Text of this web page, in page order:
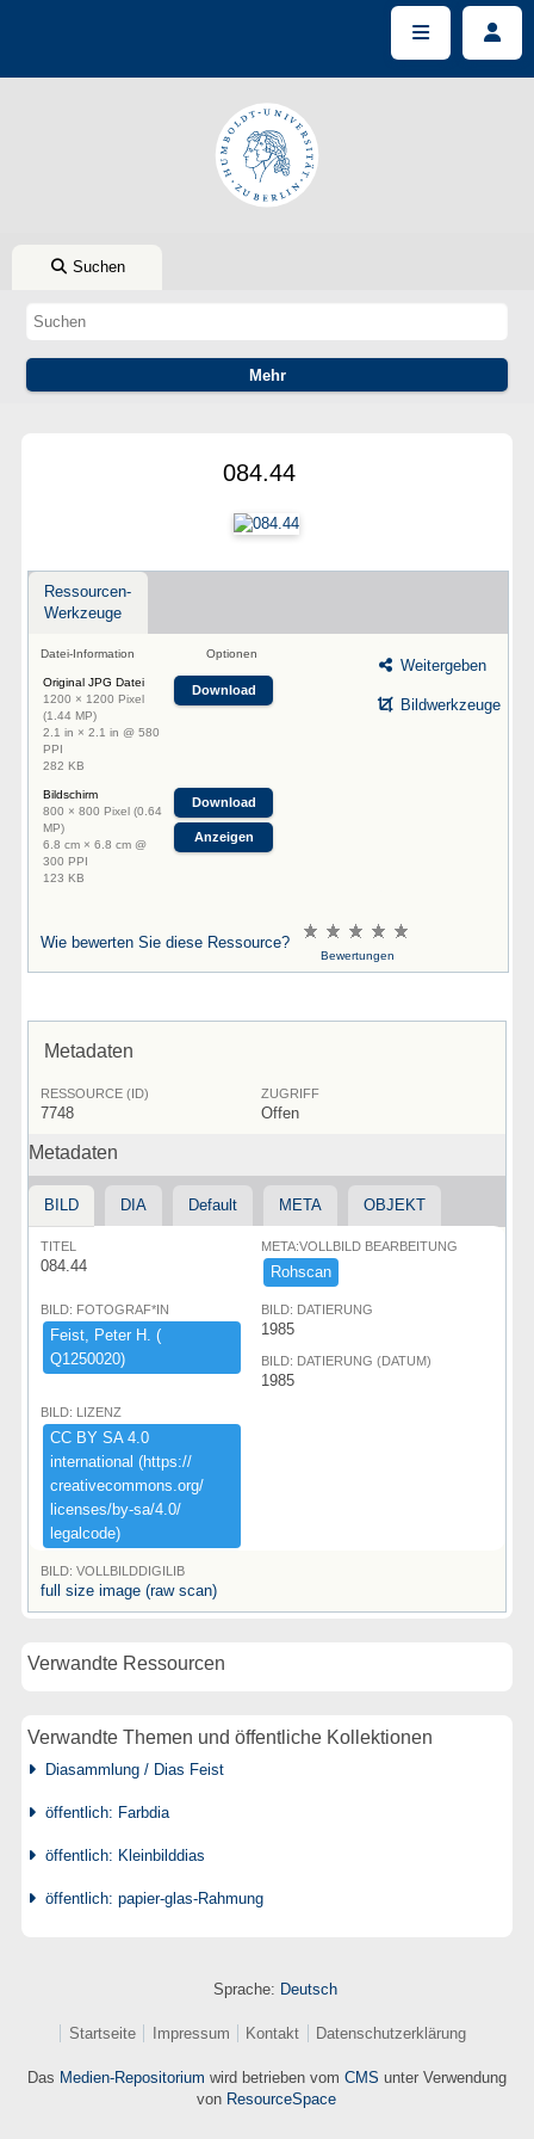
Suchen
084.44
Ressourcen-
Werkzeuge
Datei-Information Optionen
Original JPG Datei
1200 × 1200 Pixel
(1.44 MP)
2.1 in × 2.1 in @ 580
PPI
282 KB
Download
Bildschirm
800 × 800 Pixel (0.64
MP)
6.8 cm × 6.8 cm @
300 PPI
123 KB
Download
Anzeigen
Weitergeben
Bildwerkzeuge
Wie bewerten Sie diese Ressource?
Bewertungen
Metadaten
RESSOURCE (ID)
7748
ZUGRIFF
Offen
Metadaten
BILD DIA Default META OBJEKT
TITEL
084.44
META:VOLLBILD BEARBEITUNG
Rohscan
BILD: FOTOGRAF*IN
Feist,​ ​Peter ​H.​ ​(​
Q1250020)​
BILD: DATIERUNG
1985
BILD: DATIERUNG (DATUM)
1985
BILD: LIZENZ
CC ​BY ​SA ​4.​0 ​
international ​(​https:​/​/​
creativecommons.​org/​
licenses/​by-​sa/​4.​0/​
legalcode)​
BILD: VOLLBILDDIGILIB
full size image (raw scan)
Verwandte Ressourcen
Verwandte Themen und öffentliche Kollektionen
Diasammlung / Dias Feist
öffentlich: Farbdia
öffentlich: Kleinbilddias
öffentlich: papier-glas-Rahmung
Sprache: Deutsch
Startseite Impressum Kontakt Datenschutzerklärung
Das Medien-Repositorium wird betrieben vom CMS unter Verwendung
von ResourceSpace